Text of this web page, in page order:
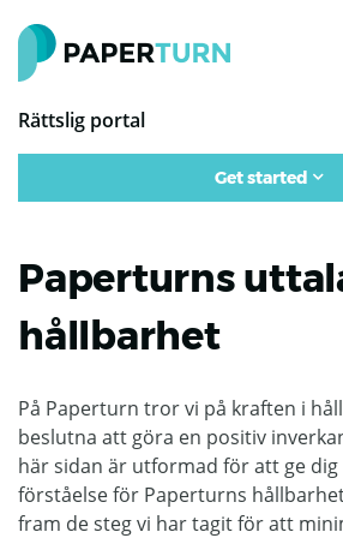
Rättslig portal
Get started
Paperturns
hållbarhet
På Paperturn tror vi på kraften i
beslutna att göra en positiv
här sidan är utformad för att ge
förståelse för Paperturns
fram de steg vi har tagit för att